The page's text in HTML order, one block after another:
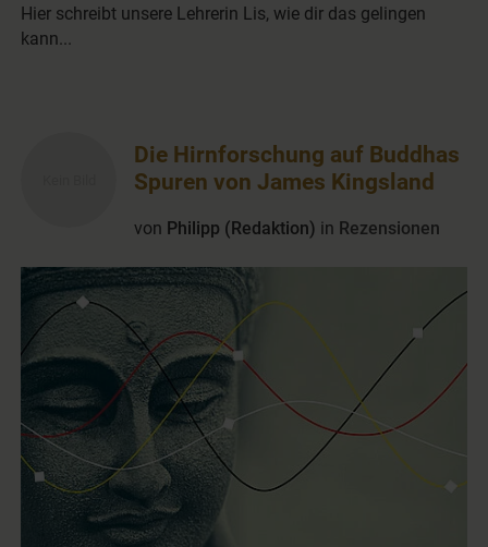
Hier schreibt unsere Lehrerin Lis, wie dir das gelingen
kann...
Die Hirnforschung auf Buddhas
Spuren von James Kingsland
von Philipp (Redaktion) in Rezensionen